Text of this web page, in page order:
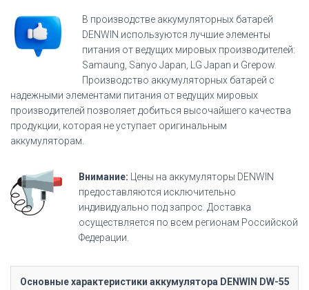
В производстве аккумуляторных батарей
DENWIN используются лучшие элементы
питания от ведущих мировых производителей:
Samaung, Sanyo Japan, LG Japan и Grepow.
Производство аккумуляторных батарей с
надежными элементами питания от ведущих мировых
производителей позволяет добиться высочайшего качества
продукции, которая не уступает оригинальным
аккумуляторам.
Внимание: Цены на аккумуляторы DENWIN
предоставляются исключительно
индивидуально под запрос. Доставка
осуществляется по всем регионам Российской
Федерации.
Основные характеристики аккумулятора DENWIN DW-55